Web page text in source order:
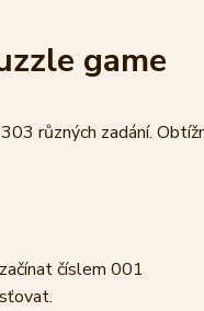
game
různých zadání.
číslem 001